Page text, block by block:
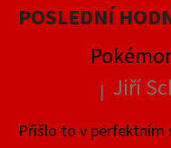
POSLEDNÍ
| Jiří
Přišlo to v perfektním